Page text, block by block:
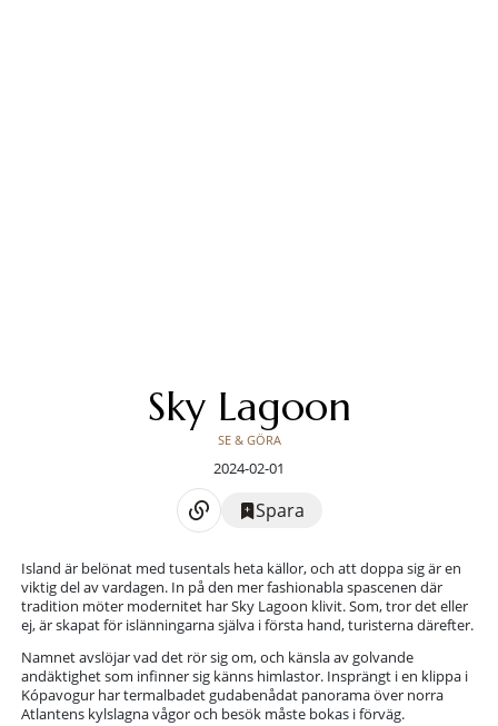
Sky Lagoon
SE & GÖRA
2024-02-01
Spara
Island är belönat med tusentals heta källor, och att doppa sig är en
viktig del av vardagen. In på den mer fashionabla spascenen där
tradition möter modernitet har Sky Lagoon klivit. Som, tror det eller
ej, är skapat för islänningarna själva i första hand, turisterna därefter.
Namnet avslöjar vad det rör sig om, och känsla av golvande
andäktighet som infinner sig känns himlastor. Insprängt i en klippa i
Kópavogur har termalbadet gudabenådat panorama över norra
Atlantens kylslagna vågor och besök måste bokas i förväg.